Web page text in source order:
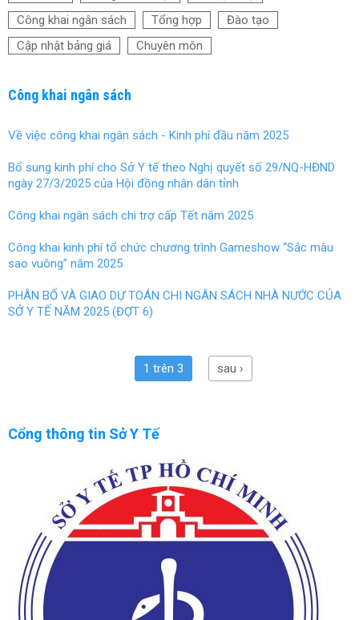
o
o
t
Công khai ngân sách
Tổng hợp
Đào tạo
Cập nhật bảng giá
Chuyên môn
Công khai ngân sách
Về việc công khai ngân sách - Kinh phí đầu năm 2025
Bổ sung kinh phí cho Sở Y tế theo Nghị quyết số 29/NQ-HĐND
ngày 27/3/2025 của Hội đồng nhân dân tỉnh
Công khai ngân sách chi trợ cấp Tết năm 2025
Công khai kinh phí tổ chức chương trình Gameshow “Sắc màu
sao vuông” năm 2025
PHÂN BỔ VÀ GIAO DỰ TOÁN CHI NGÂN SÁCH NHÀ NƯỚC CỦA
SỞ Y TẾ NĂM 2025 (ĐỢT 6)
1 trên 3 sau ›
Cổng thông tin Sở Y Tế